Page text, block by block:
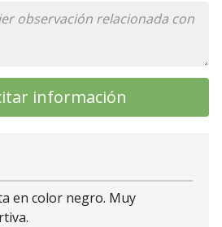
información
en color negro. Muy